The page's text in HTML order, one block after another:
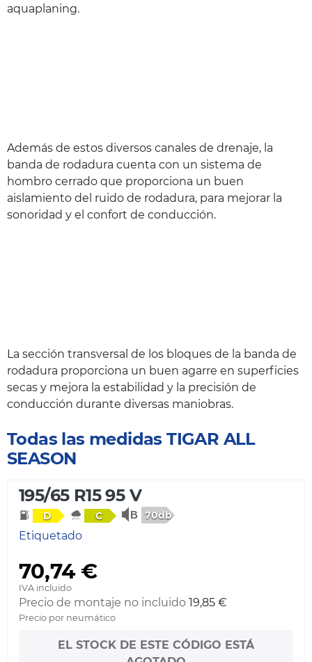
aquaplaning.
Además de estos diversos canales de drenaje, la
banda de rodadura cuenta con un sistema de
hombro cerrado que proporciona un buen
aislamiento del ruido de rodadura, para mejorar la
sonoridad y el confort de conducción.
La sección transversal de los bloques de la banda de
rodadura proporciona un buen agarre en superficies
secas y mejora la estabilidad y la precisión de
conducción durante diversas maniobras.
Todas las medidas TIGAR ALL
SEASON
195/65 R15 95 V
D C 70db
Etiquetado
70,74 €
IVA incluido
Precio de montaje no incluido 19,85 €
Precio por neumático
EL STOCK DE ESTE CÓDIGO ESTÁ